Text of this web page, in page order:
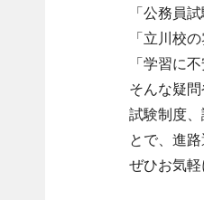
「公務員
「立川校
「学習に
そんな疑
試験制度
とで、進
ぜひお気軽